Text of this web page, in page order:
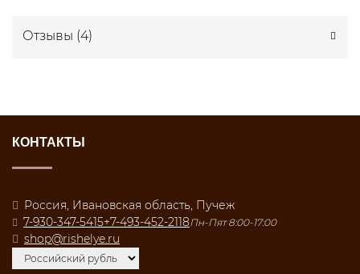
Отзывы (4)
КОНТАКТЫ
Россия, Ивановская область, Пучеж
7-930-347-5415+7-493-452-2118Пн-Пят 8:00-17:00
shop@rishelye.ru